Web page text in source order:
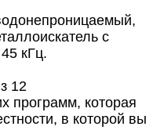
с
кГц.
12
программ, которая
в которой вы